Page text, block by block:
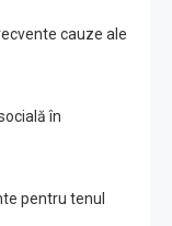
cauze ale
în
pentru tenul